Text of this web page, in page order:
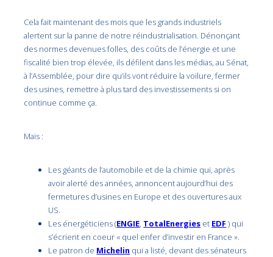
Cela fait maintenant des mois que les grands industriels
alertent sur la panne de notre réindustrialisation. Dénonçant
des normes devenues folles, des coûts de l’énergie et une
fiscalité bien trop élevée, ils défilent dans les médias, au Sénat,
à l’Assemblée, pour dire qu’ils vont réduire la voilure, fermer
des usines, remettre à plus tard des investissements si on
continue comme ça.
Mais :
Les géants de l’automobile et de la chimie qui, après
avoir alerté des années, annoncent aujourd’hui des
fermetures d’usines en Europe et des ouvertures aux
US.
Les énergéticiens (ENGIE, TotalEnergies et EDF ) qui
s’écrient en coeur « quel enfer d’investir en France ».
Le patron de Michelin qui a listé, devant des sénateurs